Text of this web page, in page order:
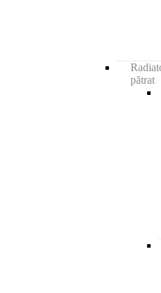
pătrat